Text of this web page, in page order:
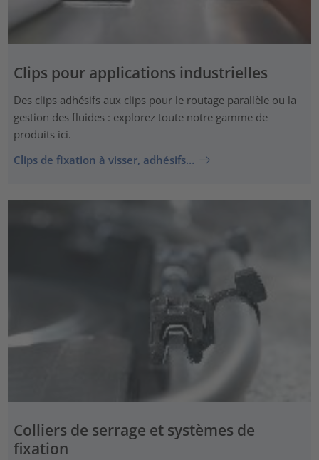
Clips pour applications industrielles
Des clips adhésifs aux clips pour le routage parallèle ou la
gestion des fluides : explorez toute notre gamme de
produits ici.
Clips de fixation à visser, adhésifs…
Colliers de serrage et systèmes de
fixation